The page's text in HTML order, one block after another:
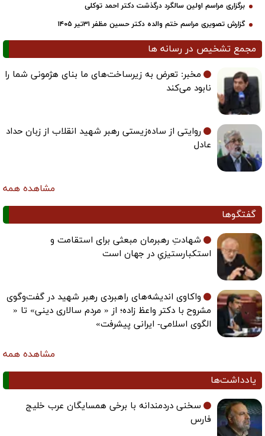
برگزاری مراسم اولین سالگرد درگذشت دکتر احمد توکلی
گزارش تصویری مراسم ختم والده دکتر حسین مظفر ۳۱تیر ۱۴۰۵
مجمع تشخیص در رسانه ها
مخبر: تعرض به زیرساخت‌های ما بنای هژمونی شما را
نابود می‌کند
روایتی از ساده‌زیستی رهبر شهید انقلاب از زبان حداد
عادل
مشاهده همه
گفتگوها
شهادتِ رهبرمان مبعثی برای استقامت و
استکبارستیزیِ در جهان است
واکاوی اندیشه‌های راهبردی رهبر شهید در گفت‌وگوی
مشروح با دکتر واعظ زاده؛ از « مردم سالاری دینی» تا «
الگوی اسلامی- ایرانی پیشرفت»
مشاهده همه
یادداشت‌ها
سخنی دردمندانه با برخی همسایگان عرب خلیج
فارس